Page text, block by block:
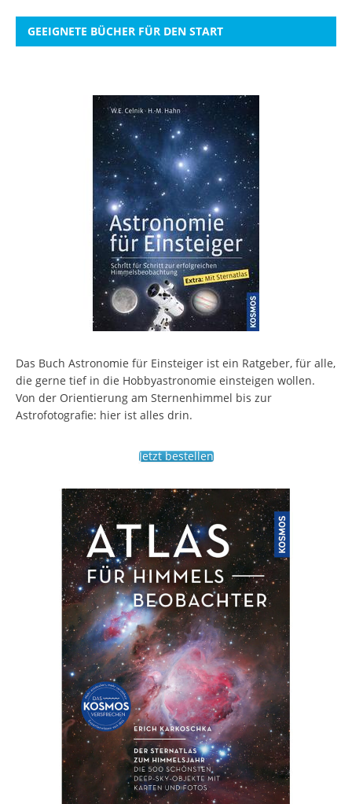
GEEIGNETE BÜCHER FÜR DEN START
Das Buch Astronomie für Einsteiger ist ein Ratgeber, für alle,
die gerne tief in die Hobbyastronomie einsteigen wollen.
Von der Orientierung am Sternenhimmel bis zur
Astrofotografie: hier ist alles drin.
Jetzt bestellen